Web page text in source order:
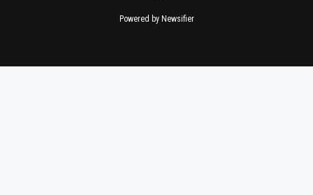
Powered by Newsifier